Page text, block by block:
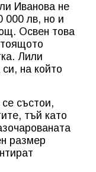
Иванова не
000 лв, но и
Освен това
Лили
на който
състои,
тъй като
размер